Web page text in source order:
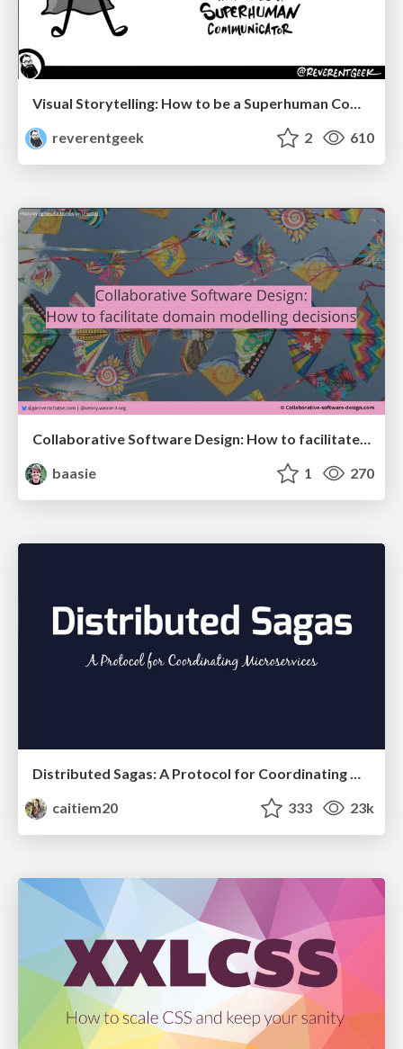
Visual Storytelling: How to be a Superhuman Communicator
reverentgeek
2 610
Collaborative Software Design: How to facilitate domain modelling decisions
baasie
1 270
Distributed Sagas: A Protocol for Coordinating Microservices
caitiem20
333 23k